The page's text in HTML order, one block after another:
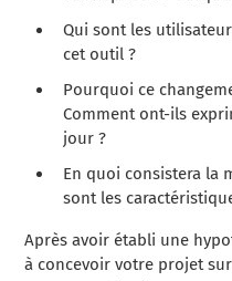
Qui sont les
cet outil ?
Pourquoi ce
Comment ont-ils
jour ?
En quoi consistera la
sont les
Après avoir établi une
à concevoir votre projet